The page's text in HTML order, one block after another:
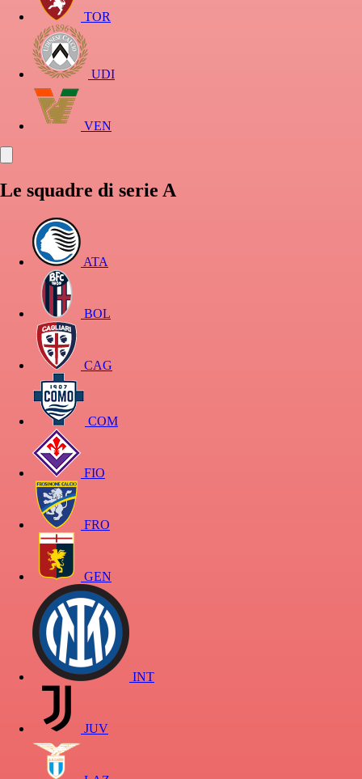
TOR
UDI
VEN
Le squadre di serie A
ATA
BOL
CAG
COM
FIO
FRO
GEN
INT
JUV